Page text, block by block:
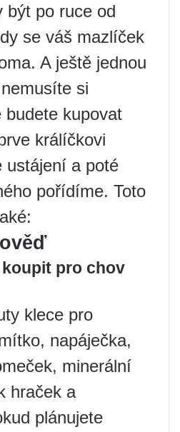
být po ruce od
se váš mazlíček
A ještě jednou
si
kupovat
králíčkovi
ustájení a poté
pořídíme. Toto
pro chov
klece pro
napáječka,
minerální
hraček a
plánujete